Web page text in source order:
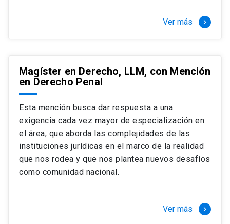
Ver más keyboard_arrow_right
Magíster en Derecho, LLM, con Mención
en Derecho Penal
Esta mención busca dar respuesta a una
exigencia cada vez mayor de especialización en
el área, que aborda las complejidades de las
instituciones jurídicas en el marco de la realidad
que nos rodea y que nos plantea nuevos desafíos
como comunidad nacional.
Ver más keyboard_arrow_right